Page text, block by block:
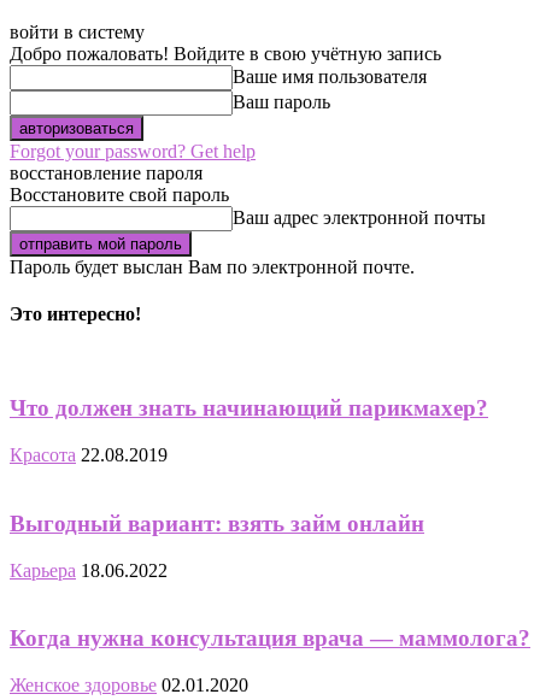
войти в систему
Добро пожаловать! Войдите в свою учётную запись
Ваше имя пользователя
Ваш пароль
Forgot your password? Get help
восстановление пароля
Восстановите свой пароль
Ваш адрес электронной почты
Пароль будет выслан Вам по электронной почте.
Это интересно!
Что должен знать начинающий парикмахер?
Красота 22.08.2019
Выгодный вариант: взять займ онлайн
Карьера 18.06.2022
Когда нужна консультация врача — маммолога?
Женское здоровье 02.01.2020